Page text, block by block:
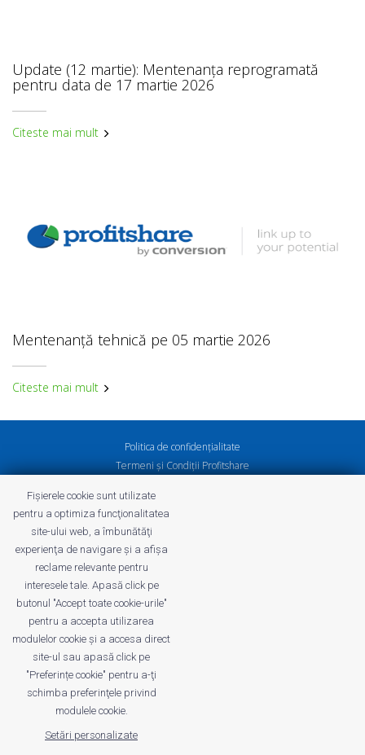
Update (12 martie): Mentenanța reprogramată
pentru data de 17 martie 2026
Citeste mai mult
Mentenanță tehnică pe 05 martie 2026
Citeste mai mult
Politica de confidenţialitate
Termeni și Condiții Profitshare
Politica de confidenţialitate
Cariere
profitshare.ro
profitshare.bg
© 2026Conversion Marketing SRL
CUI: RO18350386
Reg.Com.: J2022005955239
Fișierele cookie sunt utilizate
pentru a optimiza funcţionalitatea
site-ului web, a îmbunătăţi
experienţa de navigare şi a afişa
reclame relevante pentru
interesele tale. Apasă click pe
butonul "Accept toate cookie-urile"
pentru a accepta utilizarea
modulelor cookie şi a accesa direct
site-ul sau apasă click pe
"Preferințe cookie" pentru a-ţi
schimba preferinţele privind
modulele cookie.
Setări personalizate